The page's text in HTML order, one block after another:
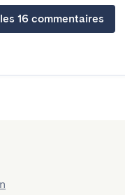
16 commentaires